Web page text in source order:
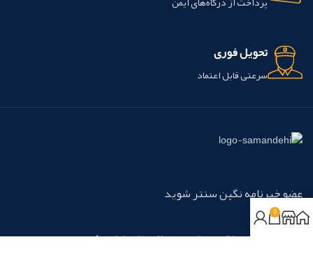
تحویل فوری
سرعتی قابل اعتماد
عضو خبرنامه نگین سنتر شوید
سیاست حفظ حریم خصوصیما استفاده خواهد شد.
0